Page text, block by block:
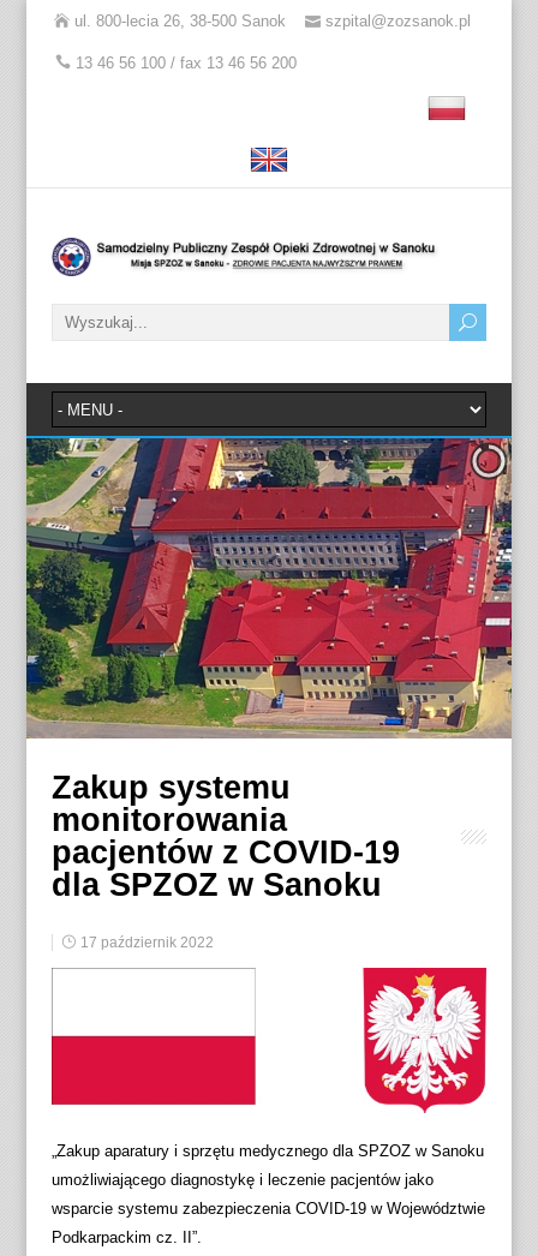
ul. 800-lecia 26, 38-500 Sanok szpital@zozsanok.pl
13 46 56 100 / fax 13 46 56 200
Zakup systemu
monitorowania
pacjentów z COVID-19
dla SPZOZ w Sanoku
17 październik 2022
„Zakup aparatury i sprzętu medycznego dla SPZOZ w Sanoku
umożliwiającego diagnostykę i leczenie pacjentów jako
wsparcie systemu zabezpieczenia COVID-19 w Województwie
Podkarpackim cz. II”.